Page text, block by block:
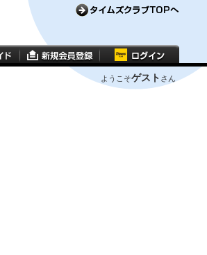
ようこそゲスト さん